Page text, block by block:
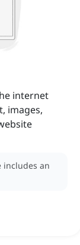
internet
images,
includes an